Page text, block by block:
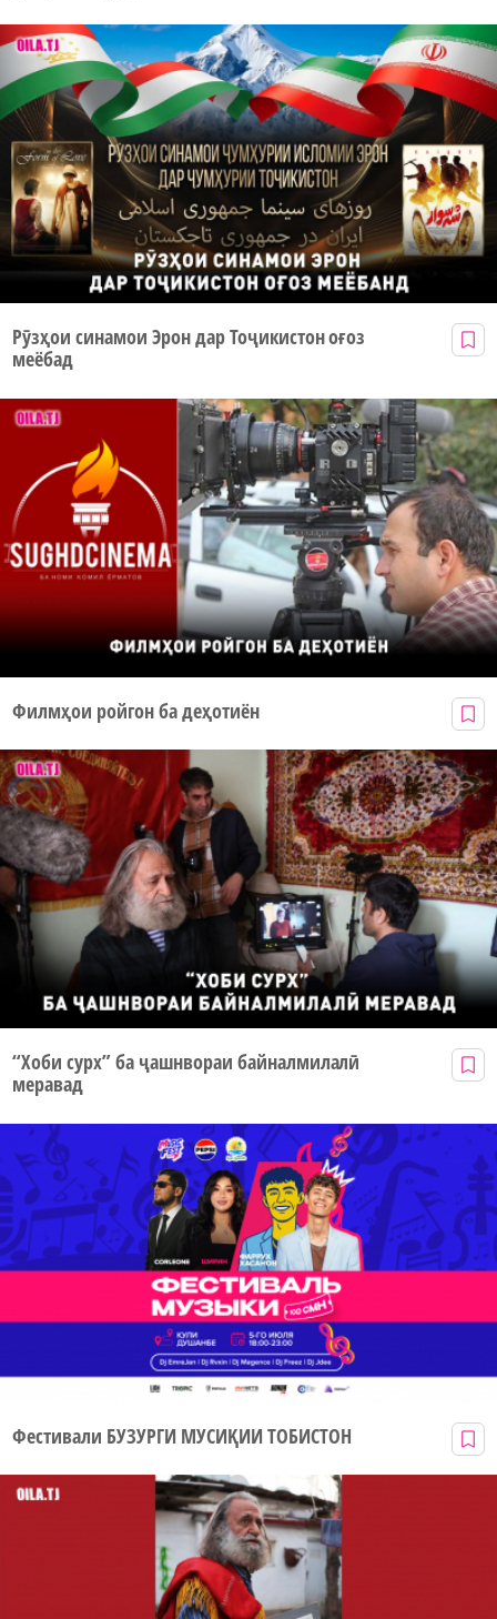
Рӯзҳои синамои Эрон дар Тоҷикистон оғоз
меёбад
Филмҳои ройгон ба деҳотиён
“Хоби сурх” ба ҷашнвораи байналмилалӣ
меравад
Фестивали БУЗУРГИ МУСИҚИИ ТОБИСТОН